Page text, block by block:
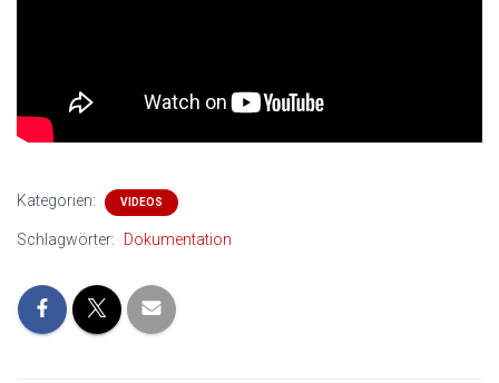
Kategorien: VIDEOS
Schlagwörter: Dokumentation